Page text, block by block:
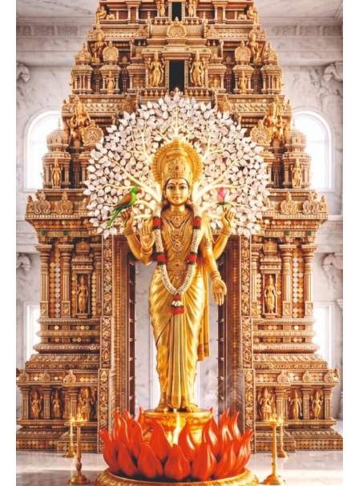
Sri Desu Venkata Subbarao
Founder President, Tirupati
Smt. Sahithi Suman
Founder Donor, Germany
Smt. Shwetha Ganjam
Global Secretary, Bagepalli